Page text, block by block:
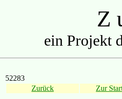
Z
ein Projekt
52283
Zurück
Zur